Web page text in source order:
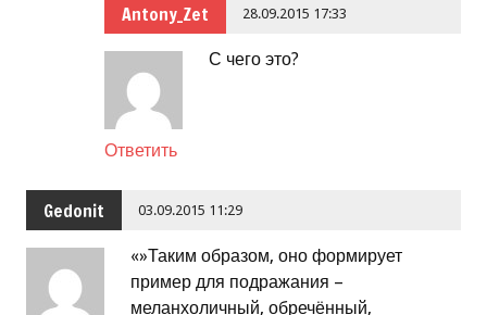
Antony_Zet 28.09.2015 17:33
С чего это?
Ответить
Gedonit 03.09.2015 11:29
«»Таким образом, оно формирует
пример для подражания –
меланхоличный, обречённый,